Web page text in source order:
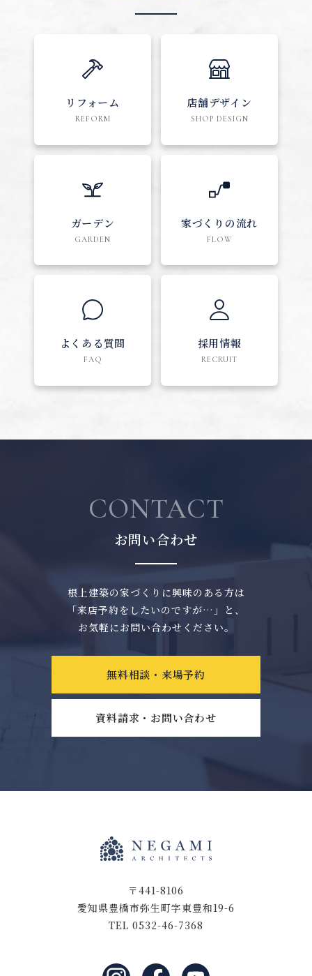
リフォーム
REFORM
店舗デザイン
SHOP DESIGN
ガーデン
GARDEN
家づくりの流れ
FLOW
よくある質問
FAQ
採用情報
RECRUIT
CONTACT
お問い合わせ
根上建築の家づくりに興味のある方は
「来店予約をしたいのですが…」と、
お気軽にお問い合わせください。
無料相談・来場予約
資料請求・お問い合わせ
〒441-8106
愛知県豊橋市弥生町字東豊和19-6
TEL 0532-46-7368